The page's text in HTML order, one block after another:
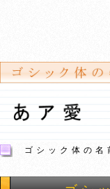
ゴシック体の名